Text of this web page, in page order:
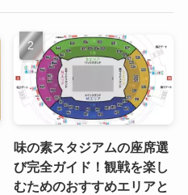
味の素スタジアムの座席選
び完全ガイド！観戦を楽し
むためのおすすめエリアと